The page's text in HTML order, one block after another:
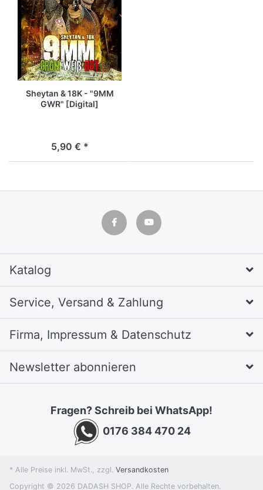
Sheytan & 18K - "9MM
GWR" [Digital]
5,90 € *
Katalog
Service, Versand & Zahlung
Firma, Impressum & Datenschutz
Newsletter abonnieren
Fragen? Schreib bei WhatsApp!
0176 384 470 24
* Alle Preise inkl. MwSt., zzgl. Versandkosten
Copyright © 2026 DADASH SHOP. Alle Rechte vorbehalten.